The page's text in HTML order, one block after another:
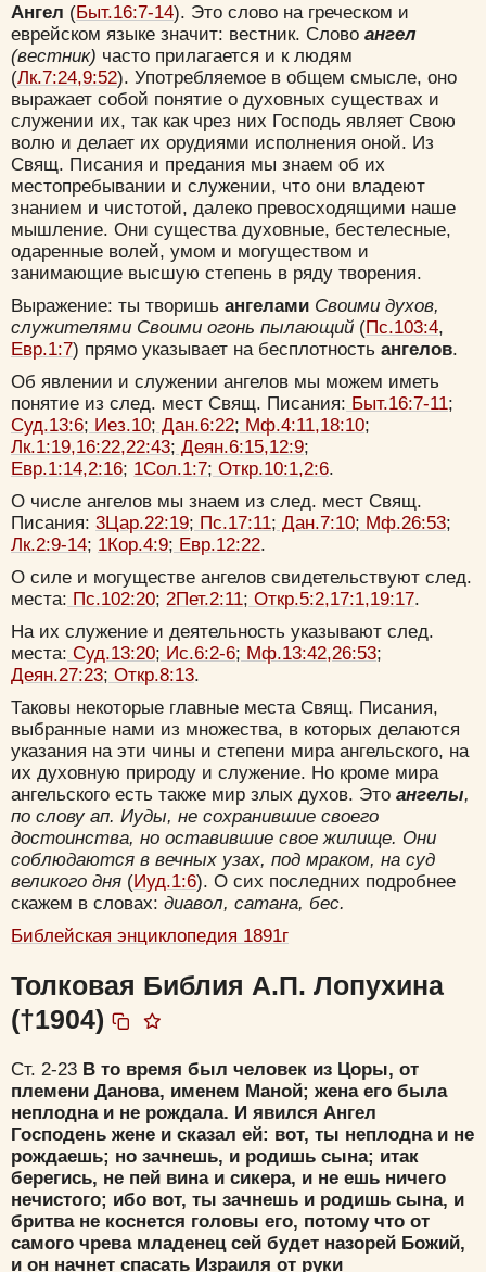
Ангел (Быт.16:7-14). Это слово на греческом и
еврейском языке значит: вестник. Слово ангел
(вестник) часто прилагается и к людям
(Лк.7:24,9:52). Употребляемое в общем смысле, оно
выражает собой понятие о духовных существах и
служении их, так как чрез них Господь являет Свою
волю и делает их орудиями исполнения оной. Из
Свящ. Писания и предания мы знаем об их
местопребывании и служении, что они владеют
знанием и чистотой, далеко превосходящими наше
мышление. Они существа духовные, бестелесные,
одаренные волей, умом и могуществом и
занимающие высшую степень в ряду творения.
Выражение: ты творишь ангелами Своими духов,
служителями Своими огонь пылающий (Пс.103:4,
Евр.1:7) прямо указывает на бесплотность ангелов.
Об явлении и служении ангелов мы можем иметь
понятие из след. мест Свящ. Писания: Быт.16:7-11;
Суд.13:6; Иез.10; Дан.6:22; Мф.4:11,18:10;
Лк.1:19,16:22,22:43; Деян.6:15,12:9;
Евр.1:14,2:16; 1Сол.1:7; Откр.10:1,2:6.
О числе ангелов мы знаем из след. мест Свящ.
Писания: 3Цар.22:19; Пс.17:11; Дан.7:10; Мф.26:53;
Лк.2:9-14; 1Кор.4:9; Евр.12:22.
О силе и могуществе ангелов свидетельствуют след.
места: Пс.102:20; 2Пет.2:11; Откр.5:2,17:1,19:17.
На их служение и деятельность указывают след.
места: Суд.13:20; Ис.6:2-6; Мф.13:42,26:53;
Деян.27:23; Откр.8:13.
Таковы некоторые главные места Свящ. Писания,
выбранные нами из множества, в которых делаются
указания на эти чины и степени мира ангельского, на
их духовную природу и служение. Но кроме мира
ангельского есть также мир злых духов. Это ангелы,
по слову ап. Иуды, не сохранившие своего
достоинства, но оставившие свое жилище. Они
соблюдаются в вечных узах, под мраком, на суд
великого дня (Иуд.1:6). О сих последних подробнее
скажем в словах: диавол, сатана, бес.
Библейская энциклопедия 1891г
Толковая Библия А.П. Лопухина
(†1904)
Ст. 2-23 В то время был человек из Цоры, от
племени Данова, именем Маной; жена его была
неплодна и не рождала. И явился Ангел
Господень жене и сказал ей: вот, ты неплодна и не
рождаешь; но зачнешь, и родишь сына; итак
берегись, не пей вина и сикера, и не ешь ничего
нечистого; ибо вот, ты зачнешь и родишь сына, и
бритва не коснется головы его, потому что от
самого чрева младенец сей будет назорей Божий,
и он начнет спасать Израиля от руки